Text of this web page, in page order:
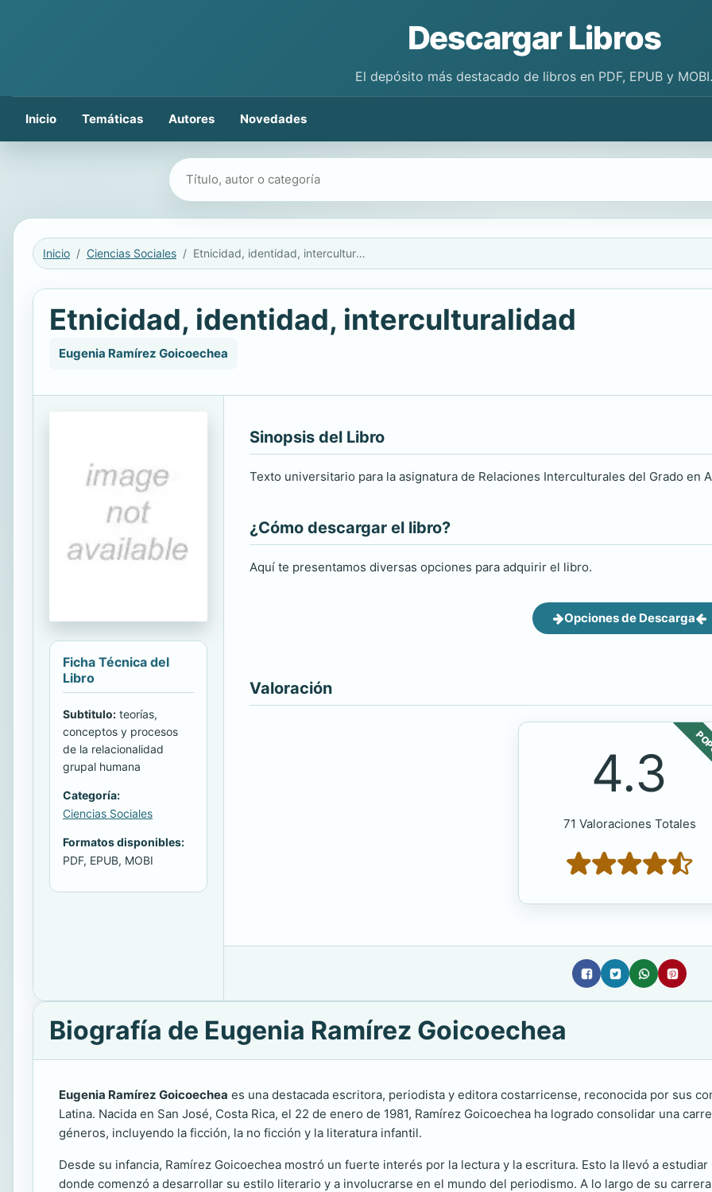
Descargar Libros
El depósito más destacado de libros en PDF, EPUB y MOBI.
Inicio Temáticas Autores Novedades
Buscar libros
Inicio Ciencias Sociales Etnicidad, identidad, interculturalidad
Etnicidad, identidad, interculturalidad
Eugenia Ramírez Goicoechea
Ficha Técnica del
Libro
Subtitulo: teorías,
conceptos y procesos
de la relacionalidad
grupal humana
Categoría:
Ciencias Sociales
Formatos disponibles:
PDF, EPUB, MOBI
Sinopsis del Libro
Texto universitario para la asignatura de Relaciones Interculturales del Grado en
¿Cómo descargar el libro?
Aquí te presentamos diversas opciones para adquirir el libro.
Opciones de Descarga
Valoración
4.3
71 Valoraciones Totales
Biografía de Eugenia Ramírez Goicoechea
Eugenia Ramírez Goicoechea es una destacada escritora, periodista y editora costarricense, reconocida por sus
Latina. Nacida en San José, Costa Rica, el 22 de enero de 1981, Ramírez Goicoechea ha logrado consolidar una
géneros, incluyendo la ficción, la no ficción y la literatura infantil.
Desde su infancia, Ramírez Goicoechea mostró un fuerte interés por la lectura y la escritura. Esto la llevó a
donde comenzó a desarrollar su estilo literario y a involucrarse en el mundo del periodismo. A lo largo de su